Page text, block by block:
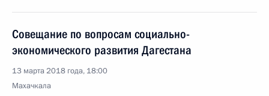
Совещание по вопросам социально-
экономического развития Дагестана
13 марта 2018 года, 18:00
Махачкала